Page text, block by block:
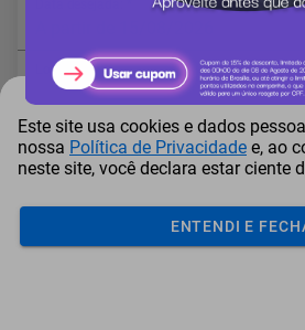
Local: *
* Campo obrigatório
Adicionar ao
Este site usa cookies e dados
nossa Política de Privacidade e, ao
neste site, você declara estar ciente
ENTENDI E